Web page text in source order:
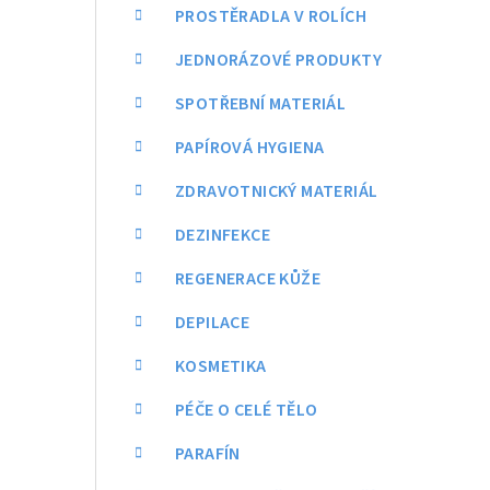
PROSTĚRADLA V ROLÍCH
JEDNORÁZOVÉ PRODUKTY
SPOTŘEBNÍ MATERIÁL
PAPÍROVÁ HYGIENA
ZDRAVOTNICKÝ MATERIÁL
DEZINFEKCE
REGENERACE KŮŽE
DEPILACE
KOSMETIKA
PÉČE O CELÉ TĚLO
PARAFÍN